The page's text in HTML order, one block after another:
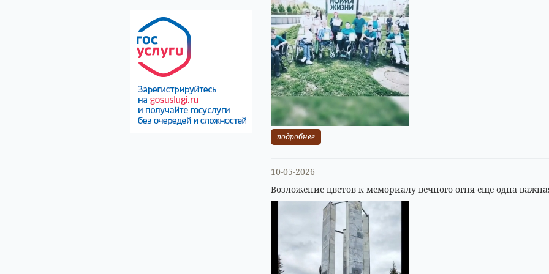
подробнее
10-05-2026
Возложение цветов к мемориалу вечного огня еще одна